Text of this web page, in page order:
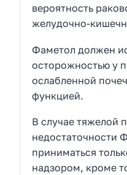
вероятность
желудочно-
Фаметол должен
осторожностью у
ослабленной
функцией.
В случае тяжелой
недостаточности
приниматься
надзором, кроме